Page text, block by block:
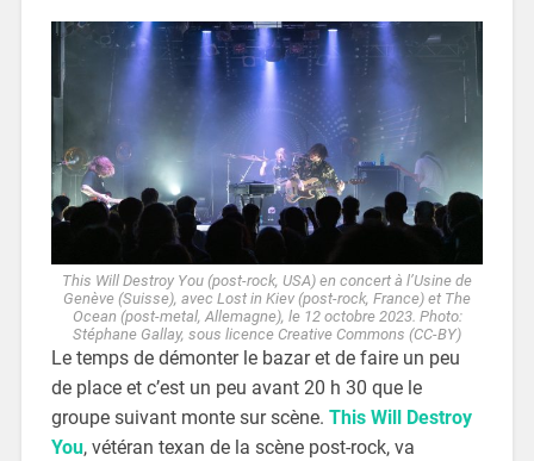
This Will Destroy You (post-rock, USA) en concert à l’Usine de
Genève (Suisse), avec Lost in Kiev (post-rock, France) et The
Ocean (post-metal, Allemagne), le 12 octobre 2023. Photo:
Stéphane Gallay, sous licence Creative Commons (CC-BY)
Le temps de démonter le bazar et de faire un peu
de place et c’est un peu avant 20 h 30 que le
groupe suivant monte sur scène. This Will Destroy
You, vétéran texan de la scène post-rock, va